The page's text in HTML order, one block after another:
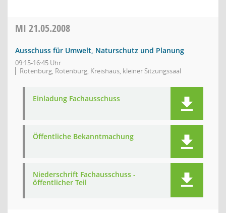
MI 21.05.2008
Ausschuss für Umwelt, Naturschutz und Planung
09:15-16:45 Uhr
Rotenburg, Rotenburg, Kreishaus, kleiner Sitzungssaal
Einladung Fachausschuss
Öffentliche Bekanntmachung
Niederschrift Fachausschuss -
öffentlicher Teil